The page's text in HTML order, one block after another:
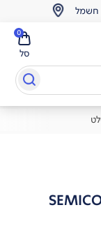
חשמל
סל
0